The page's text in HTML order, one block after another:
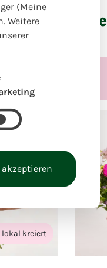
Produkte
kreiert
(Meine
Weitere
akzeptieren